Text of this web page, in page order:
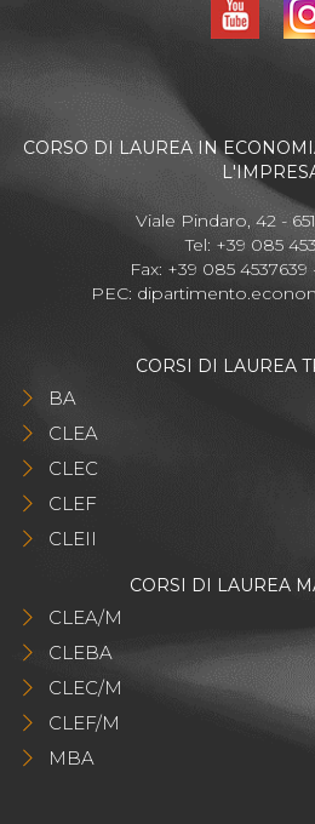
CORSO DI LAUREA IN
Viale Pindaro, 42 -
Tel: +39 085
Fax: +39 085 4537639
PEC:
CORSI DI LAUREA
BA
CLEA
CLEC
CLEF
CLEII
CORSI DI LAUREA
CLEA/M
CLEBA
CLEC/M
CLEF/M
MBA